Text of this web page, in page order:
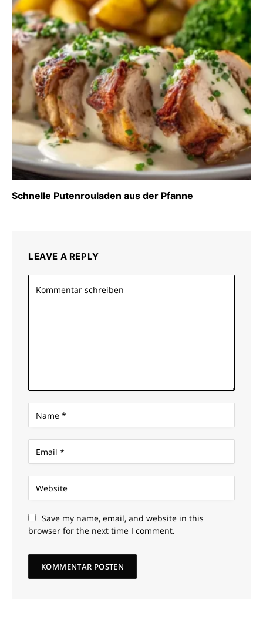
Schnelle Putenrouladen aus der Pfanne
LEAVE A REPLY
Save my name, email, and website in this
browser for the next time I comment.